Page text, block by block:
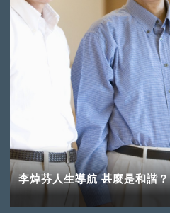
李焯芬人生導航 甚麼是和諧？